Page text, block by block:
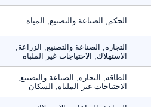
الحكم, الصناعة والتصنيع, المياه
التجاره, الصناعة والتصنيع, الزراعة,
الاستهلاك, الاحتياجات غير الملباه
الطاقه, التجاره, الصناعة والتصنيع,
الاحتياجات غير الملباه, السكان